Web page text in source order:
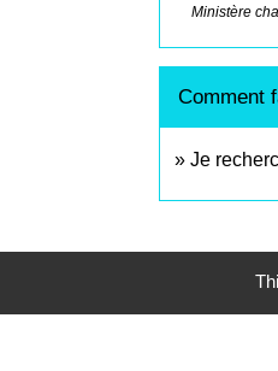
Ministère
Comment
Je